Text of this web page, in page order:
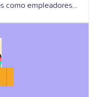
como empleadores